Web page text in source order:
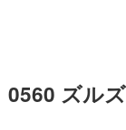
0560 ズル